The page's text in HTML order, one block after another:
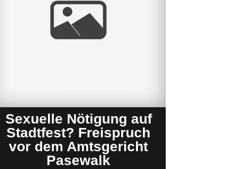
Sexuelle Nötigung auf
Stadtfest? Freispruch
vor dem Amtsgericht
Pasewalk